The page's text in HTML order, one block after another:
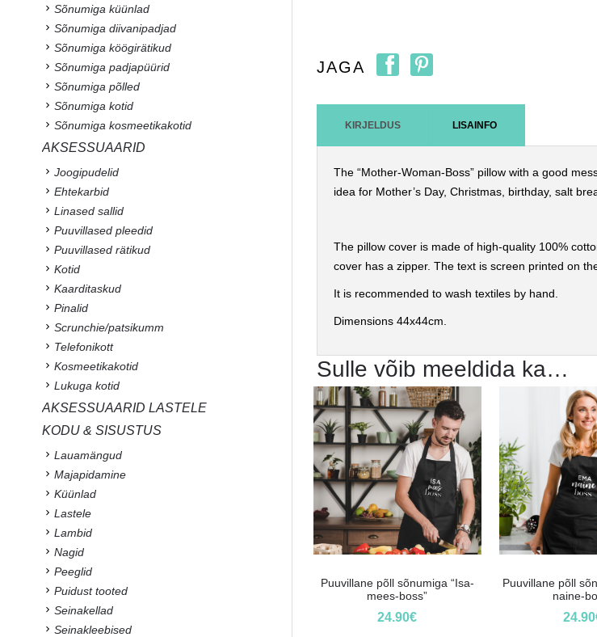
JAGA
KIRJELDUS LISAINFO
The “Mother-Woman-Boss” pillow with a good
idea for Mother’s Day, Christmas, birthday, salt
The pillow cover is made of high-quality 100%
cover has a zipper.The text is screen printed on
It is recommended to wash textiles by hand.
Dimensions 44x44cm.
Sulle võib meeldida ka…
Puuvillane põll sõnumiga “Isa-
mees-boss”
24.90€
Puuvillane põll
naine-
24.90
Sõnumiga küünlad
Sõnumiga diivanipadjad
Sõnumiga köögirätikud
Sõnumiga padjapüürid
Sõnumiga põlled
Sõnumiga kotid
Sõnumiga kosmeetikakotid
AKSESSUAARID
Joogipudelid
Ehtekarbid
Linased sallid
Puuvillased pleedid
Puuvillased rätikud
Kotid
Kaarditaskud
Pinalid
Scrunchie/patsikumm
Telefonikott
Kosmeetikakotid
Lukuga kotid
AKSESSUAARID LASTELE
KODU & SISUSTUS
Lauamängud
Majapidamine
Küünlad
Lastele
Lambid
Nagid
Peeglid
Puidust tooted
Seinakellad
Seinakleebised